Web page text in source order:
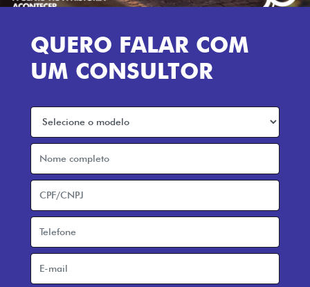
Preferência de contato:
Whatsapp
Li e aceito a
receber comunicações da concessionária.
Entrar em contato